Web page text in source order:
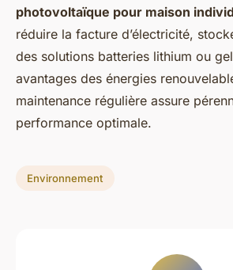
photovoltaïque pour maison
réduire la facture d’électricité,
des solutions batteries lithium ou
avantages des énergies
maintenance régulière assure
performance optimale.
Environnement